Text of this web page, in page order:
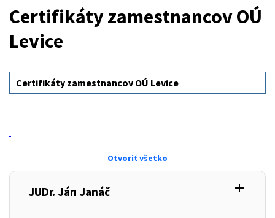
Certifikáty zamestnancov OÚ
Levice
Certifikáty zamestnancov OÚ Levice
Otvoriť všetko
JUDr. Ján Janáč
, add